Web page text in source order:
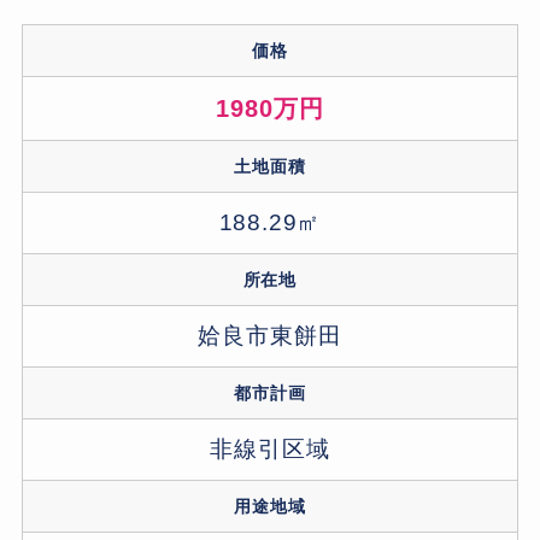
価格
1980万円
土地面積
188.29㎡
所在地
姶良市東餅田
都市計画
非線引区域
用途地域